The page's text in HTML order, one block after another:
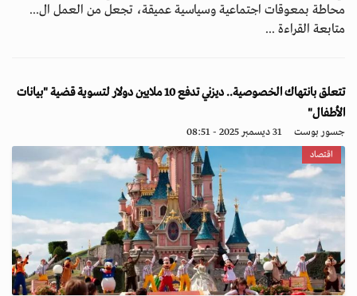
محاطة بمعوقات اجتماعية وسياسية عميقة، تجعل من العمل ال...
متابعة القراءة ...
تتعلق بانتهاك الخصوصية.. ديزني تدفع 10 ملايين دولار لتسوية قضية "بيانات
الأطفال"
جسور بوست 31 ديسمبر 2025 - 08:51
اقتصاد